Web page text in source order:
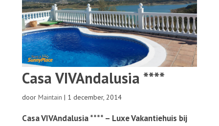
Casa VIVAndalusia ****
door Maintain | 1 december, 2014
Casa VIVAndalusia **** – Luxe Vakantiehuis bij